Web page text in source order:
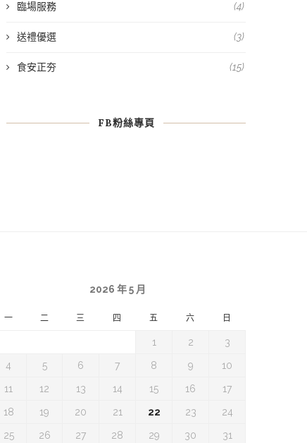
臨場服務 (4)
送禮優選 (3)
食安正夯 (15)
FB粉絲專頁
2026 年 5 月
一 二 三 四 五 六 日
1 2 3
4 5 6 7 8 9 10
11 12 13 14 15 16 17
18 19 20 21 22 23 24
25 26 27 28 29 30 31